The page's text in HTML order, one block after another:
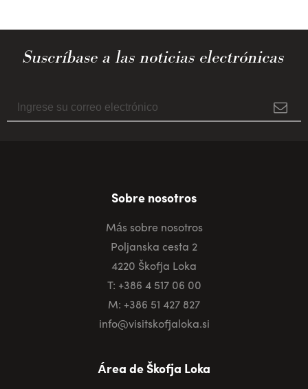
Suscríbase a las noticias electrónicas
Sobre nosotros
Más sobre nosotros
Poljanska cesta 2
4220 Škofja Loka
T: +386 4 517 06 00
M: +386 51 427 827
info@visitskofjaloka.si
Área de Škofja Loka